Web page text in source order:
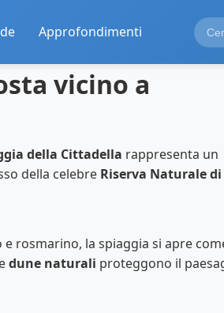
Approfondimenti
vicino a
della Cittadella rappresenta un
della celebre Riserva Naturale di
rosmarino, la spiaggia si apre
dune naturali proteggono il